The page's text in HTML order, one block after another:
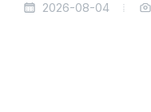
2026-08-04